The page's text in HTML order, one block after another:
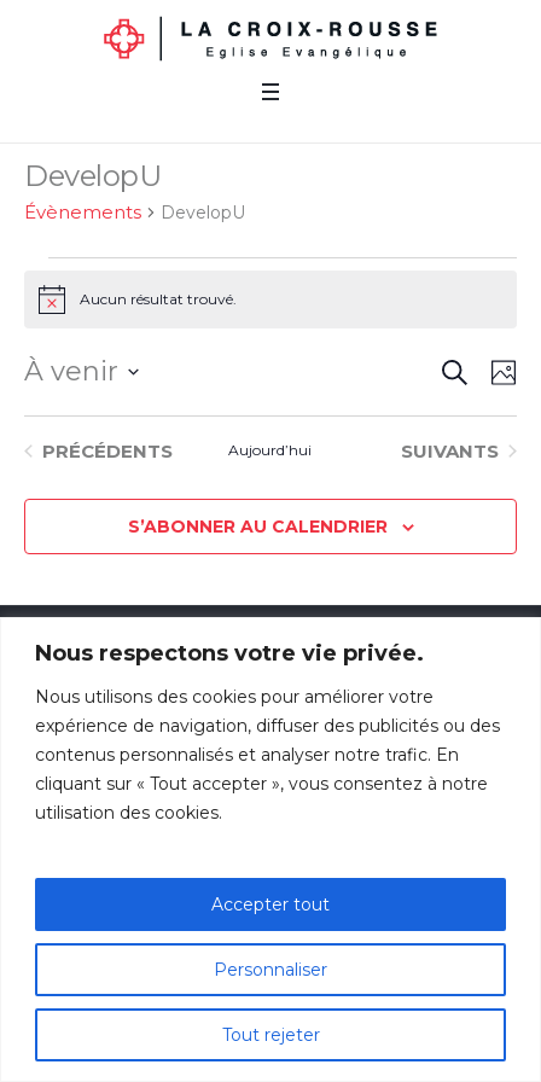
Nous respectons votre vie privée.
Nous utilisons des cookies pour améliorer votre
expérience de navigation, diffuser des publicités ou des
contenus personnalisés et analyser notre trafic. En
cliquant sur « Tout accepter », vous consentez à notre
utilisation des cookies.
Personnaliser
Tout rejeter
Accepter tout
DevelopU
Évènements DevelopU
Évènements
NoticeAucun résultat trouvé.
et
de
de
À venir
List
events
in
View
ÉVÈNEMENTS
PRÉCÉDENTS Aujourd’hui ÉVÈNEMENTS
SUIVANTS
S’ABONNER AU CALENDRIER
Découvrir Vie d’église
Croissance
Ressources
Association Contact
Privacy Policy/ © 2024 Église Évangélique de la Croix-
Rousse